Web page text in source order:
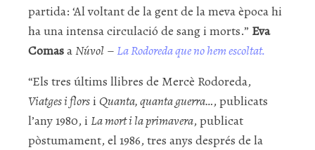
partida: ‘Al voltant de la gent de la meva època hi
ha una intensa circulació de sang i morts.” Eva
ComasaNúvol – La Rodoreda que no hem escoltat.
“Els tres últims llibres de Mercè Rodoreda,
Viatges i florsi Quanta, quanta guerra…, publicats
l’any 1980, i La mort i la primavera, publicat
pòstumament, el 1986, tres anys després de la